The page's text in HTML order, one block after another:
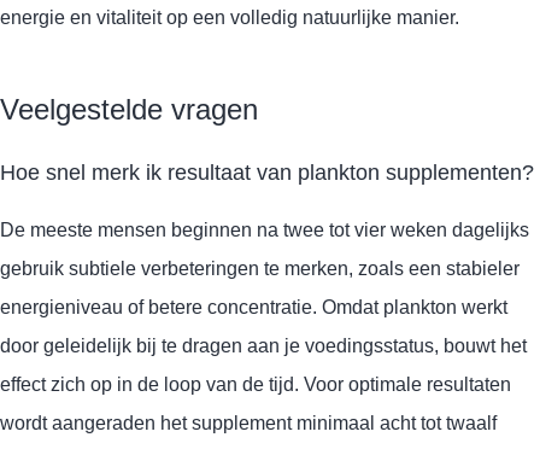
energie en vitaliteit op een volledig natuurlijke manier.
Veelgestelde vragen
Hoe snel merk ik resultaat van plankton supplementen?
De meeste mensen beginnen na twee tot vier weken dagelijks
gebruik subtiele verbeteringen te merken, zoals een stabieler
energieniveau of betere concentratie. Omdat plankton werkt
door geleidelijk bij te dragen aan je voedingsstatus, bouwt het
effect zich op in de loop van de tijd. Voor optimale resultaten
wordt aangeraden het supplement minimaal acht tot twaalf